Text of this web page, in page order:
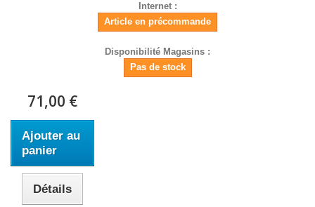
Internet :
Article en précommande
Disponibilité Magasins :
Pas de stock
71,00 €
Ajouter au
panier
Détails